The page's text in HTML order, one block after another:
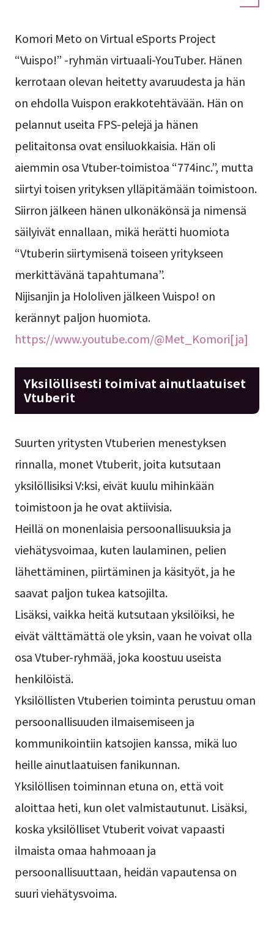
Komori Meto on Virtual eSports Project
“Vuispo!” -ryhmän virtuaali-YouTuber. Hänen
kerrotaan olevan heitetty avaruudesta ja hän
on ehdolla Vuispon erakkotehtävään. Hän on
pelannut useita FPS-pelejä ja hänen
pelitaitonsa ovat ensiluokkaisia. Hän oli
aiemmin osa Vtuber-toimistoa “774inc.”, mutta
siirtyi toisen yrityksen ylläpitämään toimistoon.
Siirron jälkeen hänen ulkonäkönsä ja nimensä
säilyivät ennallaan, mikä herätti huomiota
“Vtuberin siirtymisenä toiseen yritykseen
merkittävänä tapahtumana”.
Nijisanjin ja Hololiven jälkeen Vuispo! on
kerännyt paljon huomiota.
https://www.youtube.com/@Met_Komori[ja]
Yksilöllisesti toimivat ainutlaatuiset
Vtuberit
Suurten yritysten Vtuberien menestyksen
rinnalla, monet Vtuberit, joita kutsutaan
yksilöllisiksi V:ksi, eivät kuulu mihinkään
toimistoon ja he ovat aktiivisia.
Heillä on monenlaisia persoonallisuuksia ja
viehätysvoimaa, kuten laulaminen, pelien
lähettäminen, piirtäminen ja käsityöt, ja he
saavat paljon tukea katsojilta.
Lisäksi, vaikka heitä kutsutaan yksilöiksi, he
eivät välttämättä ole yksin, vaan he voivat olla
osa Vtuber-ryhmää, joka koostuu useista
henkilöistä.
Yksilöllisten Vtuberien toiminta perustuu oman
persoonallisuuden ilmaisemiseen ja
kommunikointiin katsojien kanssa, mikä luo
heille ainutlaatuisen fanikunnan.
Yksilöllisen toiminnan etuna on, että voit
aloittaa heti, kun olet valmistautunut. Lisäksi,
koska yksilölliset Vtuberit voivat vapaasti
ilmaista omaa hahmoaan ja
persoonallisuuttaan, heidän vapautensa on
suuri viehätysvoima.